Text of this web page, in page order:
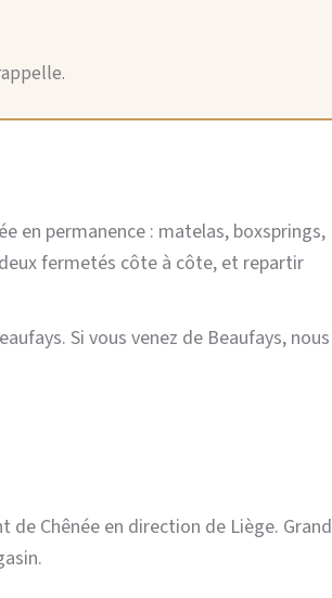
en permanence : matelas, boxsprings,
fermetés côte à côte, et repartir
Si vous venez de Beaufays, nous
de Chênée en direction de Liège. Grand